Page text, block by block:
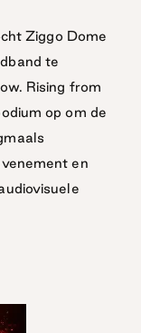
Ziggo Dome
te
Rising from
op om de
en